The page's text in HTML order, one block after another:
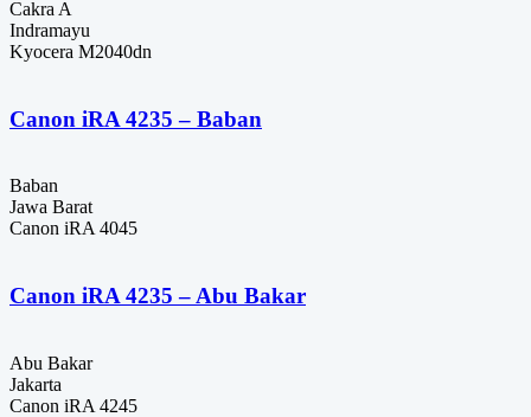
Cakra A
Indramayu
Kyocera M2040dn
Canon iRA 4235 – Baban
Baban
Jawa Barat
Canon iRA 4045
Canon iRA 4235 – Abu Bakar
Abu Bakar
Jakarta
Canon iRA 4245